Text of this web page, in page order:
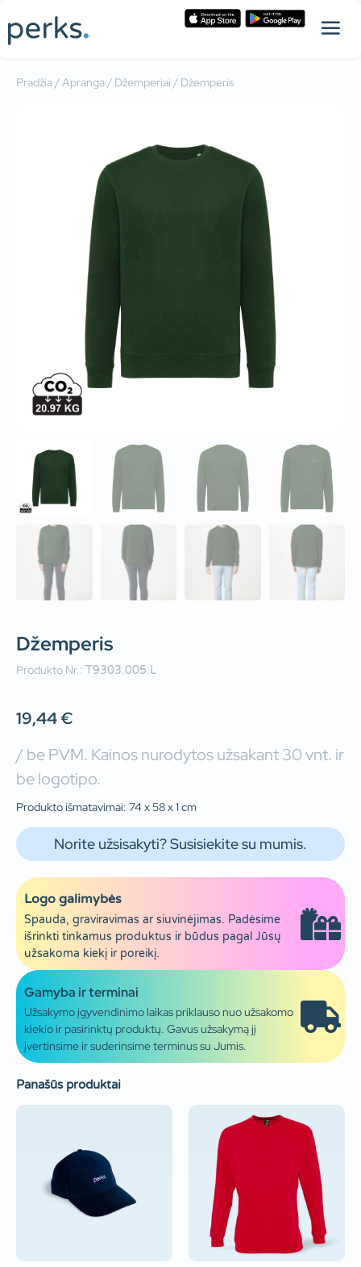
Pradžia/Apranga/ Džemperiai / Džemperis
Džemperis
Produkto Nr.: T9303.005.L
19,44€
/ be PVM. Kainos nurodytos užsakant 30 vnt. ir
be logotipo.
Produkto išmatavimai: 74 x 58 x 1 cm
Norite užsisakyti? Susisiekite su mumis.
Logo galimybės
Spauda, graviravimas ar siuvinėjimas. Padėsime
išrinkti tinkamus produktus ir būdus pagal Jūsų
užsakoma kiekį ir poreikį.
Gamyba ir terminai
Užsakymo įgyvendinimo laikas priklauso nuo užsakomo
kiekio ir pasirinktų produktų. Gavus užsakymą jį
įvertinsime ir suderinsime terminus su Jumis.
Panašūs produktai